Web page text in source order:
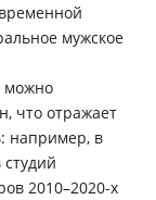
мужское
можно
что отражает
например, в
2010–2020-х